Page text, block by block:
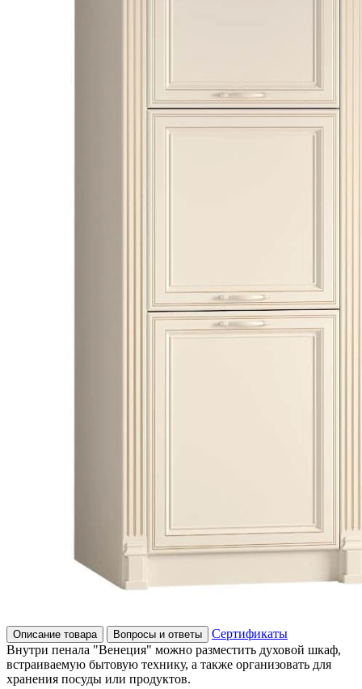
Описание товара Вопросы и ответы
Сертификаты
Внутри пенала "Венеция" можно разместить духовой шкаф,
встраиваемую бытовую технику, а также организовать для
хранения посуды или продуктов.